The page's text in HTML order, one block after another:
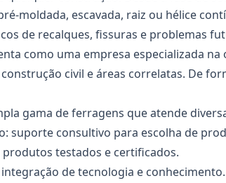
moldada, escavada, raiz ou hélice
de recalques, fissuras e problemas
como uma empresa especializada
civil e áreas correlatas. De
gama de ferragens que atende
suporte consultivo para escolha de
testados e certificados.
de tecnologia e conhecimento.